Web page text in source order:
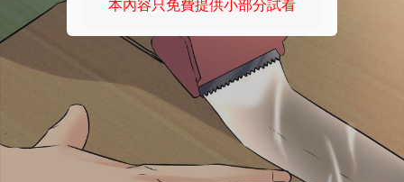
本內容只免費提供小部分試看